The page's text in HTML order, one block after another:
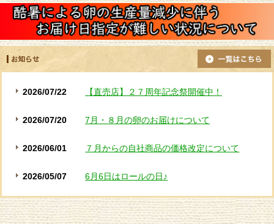
2026/07/22 【直売店】２７周年記念祭開催中！
2026/07/20 7月・８月の卵のお届けについて
2026/06/01 ７月からの自社商品の価格改定について
2026/05/07 6月6日はロールの日♪